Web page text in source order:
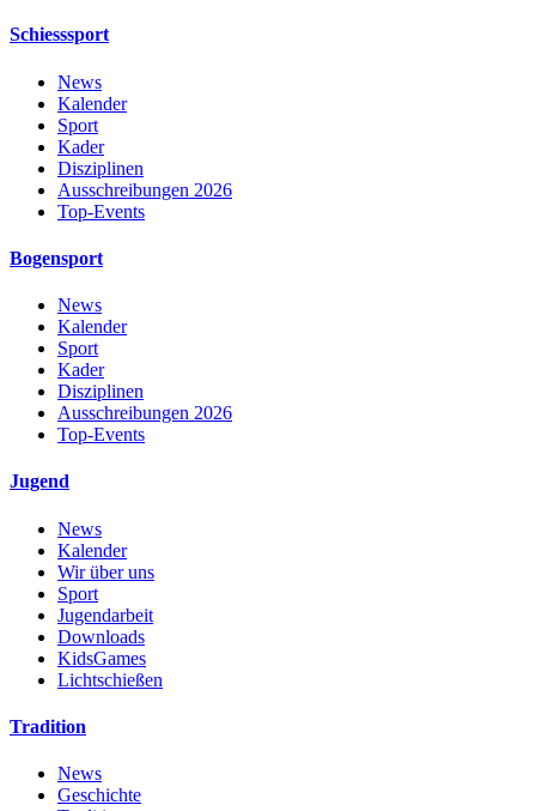
Schiesssport
News
Kalender
Sport
Kader
Disziplinen
Ausschreibungen 2026
Top-Events
Bogensport
News
Kalender
Sport
Kader
Disziplinen
Ausschreibungen 2026
Top-Events
Jugend
News
Kalender
Wir über uns
Sport
Jugendarbeit
Downloads
KidsGames
Lichtschießen
Tradition
News
Geschichte